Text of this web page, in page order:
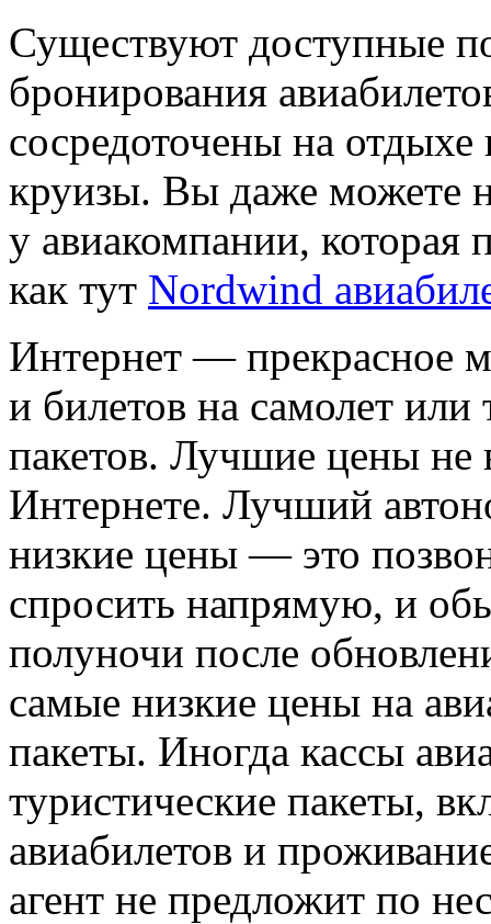
Существуют доступные
бронирования
сосредоточены на
круизы. Вы даже можете
у авиакомпании, которая
как тут Nordwind
Интернет — прекрасное
и билетов на самолет или
пакетов. Лучшие цены не
Интернете. Лучший
низкие цены — это
спросить напрямую, и
полуночи после
самые низкие цены на
пакеты. Иногда кассы
туристические пакеты,
авиабилетов и
агент не предложит по